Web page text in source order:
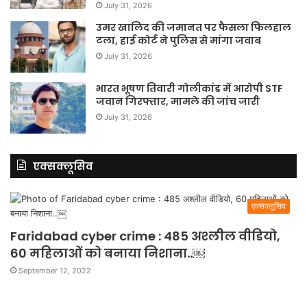
July 31, 2026
उमर खालिद की जमानत पर फैसला फिलहाल
टला, हाई कोर्ट ने पुलिस से मांगा जवाब
July 31, 2026
भारत भूषण तिवारी गोलीकांड में आरोपी STF
जवान गिरफ्तार, मामले की जांच जारी
July 31, 2026
एक्सक्लूसिव
एक्सक्लूसिव
Faridabad cyber crime : 485 अश्लील वीडियो,
60 महिलाओं को बनाया निशाना..￼
September 12, 2022